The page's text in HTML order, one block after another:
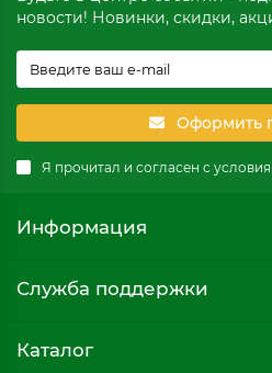
новости! Новинки, скидки,
Оформить
Я прочитал и согласен с
Информация
Служба поддержки
Каталог